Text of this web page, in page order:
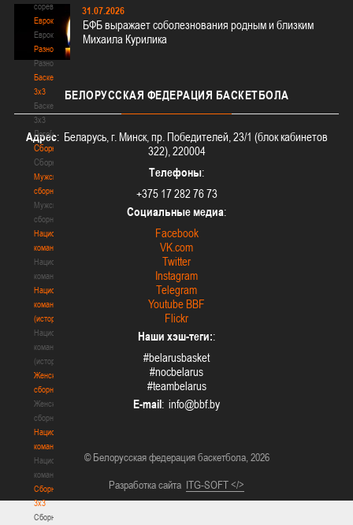
соревнования
Еврокубки
Еврокубки
Разное
Разное
Баскетбол
3х3
Баскетбол
3х3
Лого[modid=121]
Сборные
Сборные
Мужские
сборные
Мужские
сборные
Национальная
команда
Национальная
команда
Национальная
команда
(история)
Национальная
команда
(история)
Женские
сборные
Женские
сборные
Национальная
команда
Национальная
команда
Сборные
3х3
Сборные
31.07.2026
БФБ выражает соболезнования родным и близким
Михаила Курилика
БЕЛОРУССКАЯ ФЕДЕРАЦИЯ БАСКЕТБОЛА
Адрес: Беларусь, г. Минск, пр. Победителей, 23/1 (блок кабинетов
322), 220004
Телефоны:
+375 17 282 76 73
Социальные медиа:
Facebook
VK.com
Twitter
Instagram
Telegram
Youtube BBF
Flickr
Наши хэш-теги::
#belarusbasket
#nocbelarus
#teambelarus
E-mail:
© Белорусская федерация баскетбола, 2026
Разработка сайта ITG-SOFT </>